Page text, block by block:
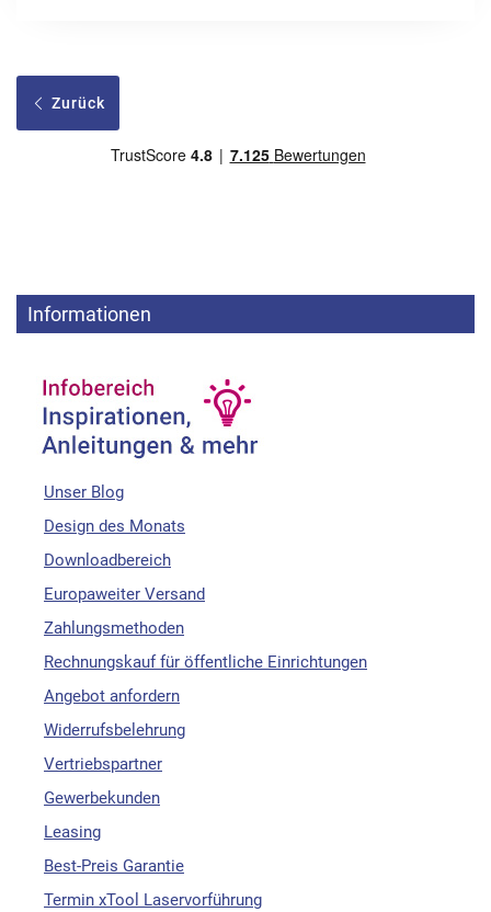
Zurück
Informationen
Unser Blog
Design des Monats
Downloadbereich
Europaweiter Versand
Zahlungsmethoden
Rechnungskauf für öffentliche Einrichtungen
Angebot anfordern
Widerrufsbelehrung
Vertriebspartner
Gewerbekunden
Leasing
Best-Preis Garantie
Termin xTool Laservorführung